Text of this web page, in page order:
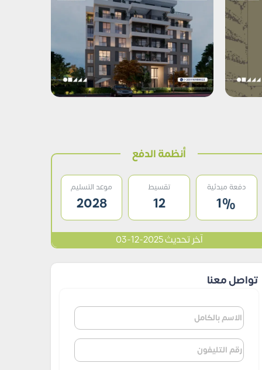
أنظمة الدفع
دفعة مبدئية
1%
تقسيط
12
موعد التسليم
2028
آخر تحديث 2025-12-03
تواصل معنا